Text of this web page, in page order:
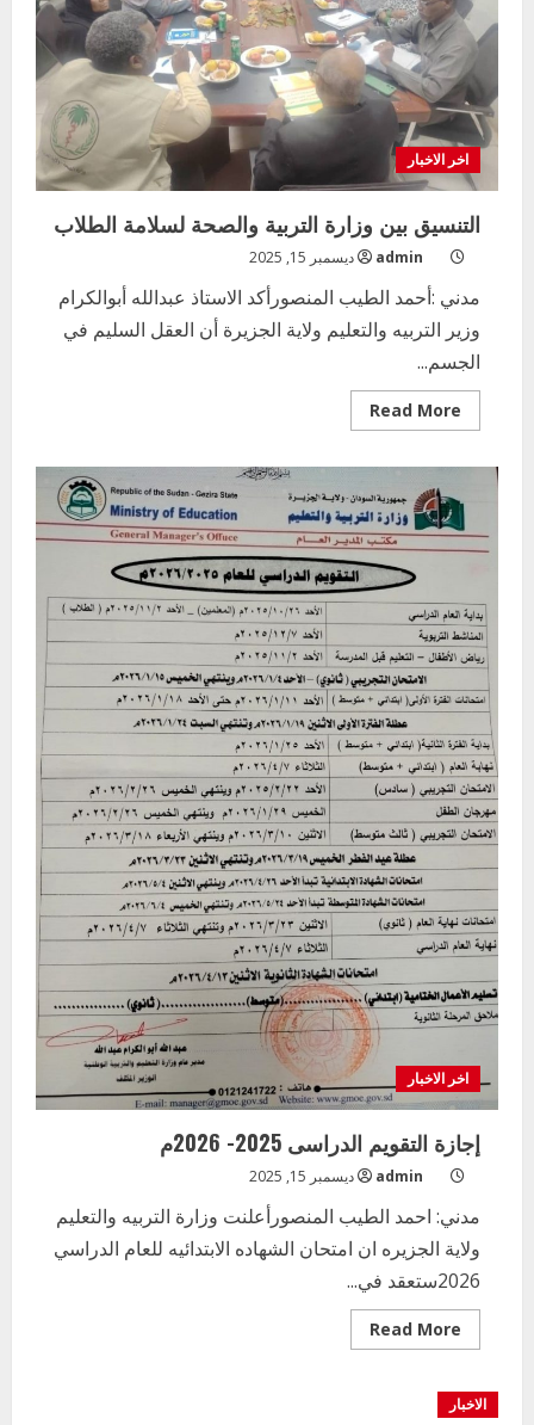
اخر الاخبار
التنسيق بين وزارة التربية والصحة لسلامة الطلاب
admin ديسمبر 15, 2025
مدني :أحمد الطيب المنصورأكد الاستاذ عبدالله أبوالكرام
وزير التربيه والتعليم ولاية الجزيرة أن العقل السليم في
الجسم...
Read More
more
وزارة
التربية
والصحة
لسلامة
الطلاب
اخر الاخبار
إجازة التقويم الدراسى 2025- 2026م
admin ديسمبر 15, 2025
مدني: احمد الطيب المنصورأعلنت وزارة التربيه والتعليم
ولاية الجزيره ان امتحان الشهاده الابتدائيه للعام الدراسي
2026ستعقد في...
Read More
more
الاخبار